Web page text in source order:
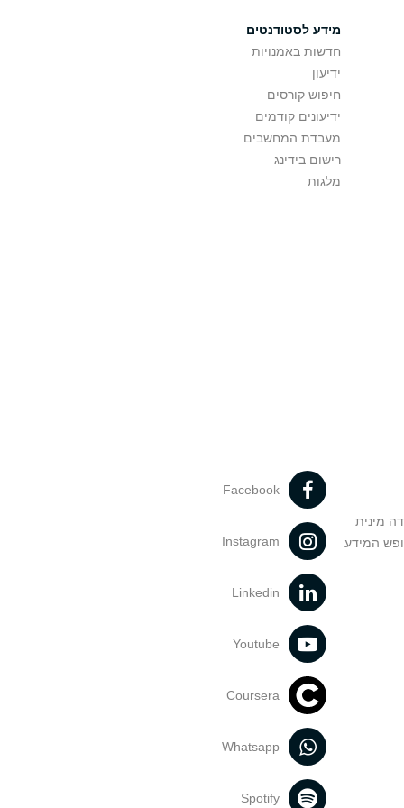
מידע לסטודנטים
חדשות באמנויות
ידיעון
חיפוש קורסים
ידיעונים קודמים
מעבדת המחשבים
רישום בידינג
מלגות
מינית
המידע
Facebook
Instagram
Linkedin
Youtube
Coursera
Whatsapp
Spotify